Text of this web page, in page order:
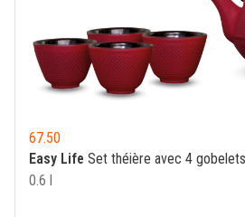
67.50
Easy Life Set théière avec 4
0.6 l